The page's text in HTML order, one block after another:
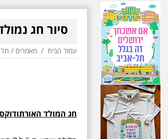
סיור חג נמולד
עמוד הבית / מאמרים / תל
חג המולד האורתודוקסי – 7